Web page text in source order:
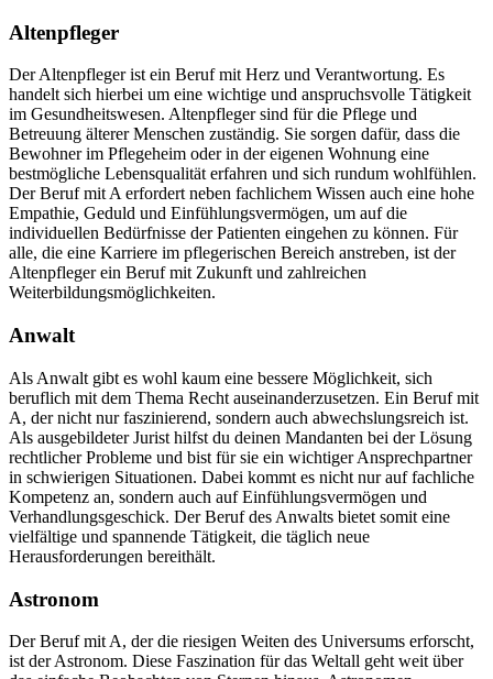
Altenpfleger
Der Altenpfleger ist ein Beruf mit Herz und Verantwortung. Es
handelt sich hierbei um eine wichtige und anspruchsvolle Tätigkeit
im Gesundheitswesen. Altenpfleger sind für die Pflege und
Betreuung älterer Menschen zuständig. Sie sorgen dafür, dass die
Bewohner im Pflegeheim oder in der eigenen Wohnung eine
bestmögliche Lebensqualität erfahren und sich rundum wohlfühlen.
Der Beruf mit A erfordert neben fachlichem Wissen auch eine hohe
Empathie, Geduld und Einfühlungsvermögen, um auf die
individuellen Bedürfnisse der Patienten eingehen zu können. Für
alle, die eine Karriere im pflegerischen Bereich anstreben, ist der
Altenpfleger ein Beruf mit Zukunft und zahlreichen
Weiterbildungsmöglichkeiten.
Anwalt
Als Anwalt gibt es wohl kaum eine bessere Möglichkeit, sich
beruflich mit dem Thema Recht auseinanderzusetzen. Ein Beruf mit
A, der nicht nur faszinierend, sondern auch abwechslungsreich ist.
Als ausgebildeter Jurist hilfst du deinen Mandanten bei der Lösung
rechtlicher Probleme und bist für sie ein wichtiger Ansprechpartner
in schwierigen Situationen. Dabei kommt es nicht nur auf fachliche
Kompetenz an, sondern auch auf Einfühlungsvermögen und
Verhandlungsgeschick. Der Beruf des Anwalts bietet somit eine
vielfältige und spannende Tätigkeit, die täglich neue
Herausforderungen bereithält.
Astronom
Der Beruf mit A, der die riesigen Weiten des Universums erforscht,
ist der Astronom. Diese Faszination für das Weltall geht weit über